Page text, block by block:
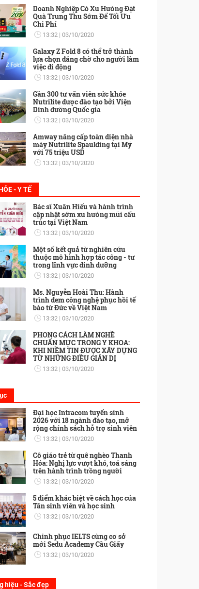
Doanh Nghiệp Có Xu Hướng Đặt
Quà Trung Thu Sớm Để Tối Ưu
Chi Phí
13:32 03/10/2020
Galaxy Z Fold 8 có thể trở thành
lựa chọn đáng chờ cho người làm
việc di động
13:32 03/10/2020
Gần 300 tư vấn viên sức khỏe
Nutrilite được đào tạo bởi Viện
Dinh dưỡng Quốc gia
13:32 03/10/2020
Amway nâng cấp toàn diện nhà
máy Nutrilite Spaulding tại Mỹ
với 75 triệu USD
13:32 03/10/2020
- Y TẾ
Bác sĩ Xuân Hiếu và hành trình
cập nhật sớm xu hướng mũi cấu
trúc tại Việt Nam
13:32 03/10/2020
Một số kết quả từ nghiên cứu
thuộc mô hình hợp tác công - tư
trong lĩnh vực dinh dưỡng
13:32 03/10/2020
Ms. Nguyễn Hoài Thu: Hành
trình đem công nghệ phục hồi tế
bào từ Đức về Việt Nam
13:32 03/10/2020
PHONG CÁCH LÀM NGHỀ
CHUẨN MỰC TRONG Y KHOA:
KHI NIỀM TIN ĐƯỢC XÂY DỰNG
TỪ NHỮNG ĐIỀU GIẢN DỊ
13:32 03/10/2020
Đại học Intracom tuyển sinh
2026 với 18 ngành đào tạo, mở
rộng chính sách hỗ trợ sinh viên
13:32 03/10/2020
Cô giáo trẻ từ quê nghèo Thanh
Hóa: Nghị lực vượt khó, toả sáng
trên hành trình trồng người
13:32 03/10/2020
5 điểm khác biệt về cách học của
Tân sinh viên và học sinh
13:32 03/10/2020
Chinh phục IELTS cùng cơ sở
mới Sedu Academy Cầu Giấy
13:32 03/10/2020
hiệu - Sắc đẹp